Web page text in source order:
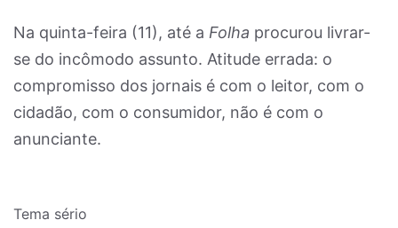
Na quinta-feira (11), até a Folha procurou livrar-
se do incômodo assunto. Atitude errada: o
compromisso dos jornais é com o leitor, com o
cidadão, com o consumidor, não é com o
anunciante.
Tema sério